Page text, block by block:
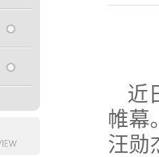
近
帷幕
汪勋